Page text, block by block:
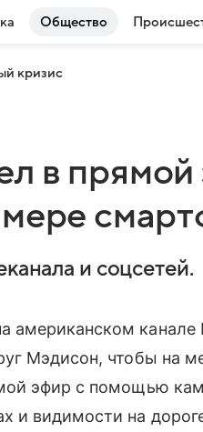
Общество
кризис
в прямой
и соцсетей.
американском канале
Мэдисон, чтобы на
эфир с помощью
и видимости на